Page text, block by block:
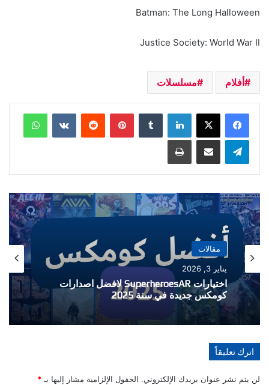
Batman: The Long Halloween
Justice Society: World War II
أفلام مسلسلات
لينكدإن بينتيريست
تيلقرام مشاركة عبر البريد طباعة
مقالات
يناير 3, 2026
اختيارات SuperheroesAR لافضل اصدارات
مقالات
ديسمبر 25, 2024
كومكس جديدة في سنة 2024
اترك تعليقاً
لن يتم نشر عنوان بريدك الإلكتروني. الحقول الإلزامية مشار إليها بـ *